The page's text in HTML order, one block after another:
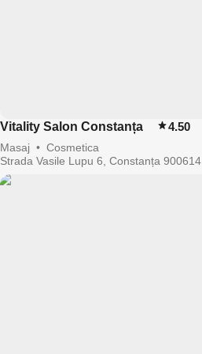
Vitality Salon Constanța 4.50
Masaj • Cosmetica
Strada Vasile Lupu 6, Constanța 900614